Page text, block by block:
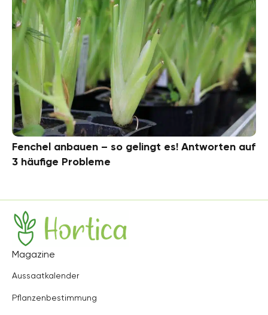
Fenchel anbauen – so gelingt es! Antworten auf
3 häufige Probleme
Hortica
Magazine
Aussaatkalender
Pflanzenbestimmung